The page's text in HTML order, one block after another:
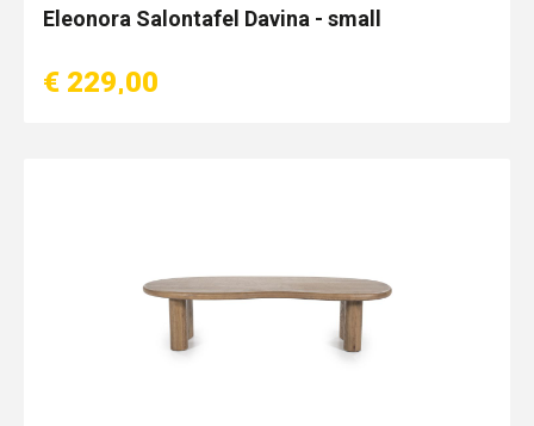
Eleonora Salontafel Davina - small
€ 229,00